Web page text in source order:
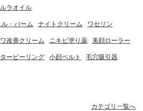
ラオイル
・バーム ナイトクリーム ワセリン
改善クリーム ニキビ塗り薬 美顔ローラー
ーピーリング 小顔ベルト 毛穴吸引器
カテゴリ一覧へ